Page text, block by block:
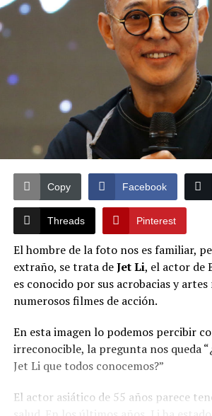
Copy Facebook
Threads Pinterest
El hombre de la foto nos es familiar,
extraño, se trata deJet Li, el actor de
es conocido por sus acrobacias y
numerosos filmes de acción.
En esta imagen lo podemos percibir
irreconocible, la pregunta nos queda
Jet Li que todos conocemos?”
El actor asiático de 55 años parece